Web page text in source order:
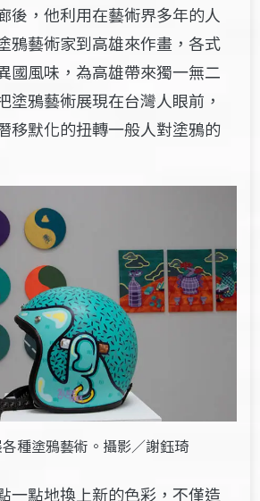
後，他利用在藝術界多年的人
鴉藝術家到高雄來作畫，各式
國風味，為高雄帶來獨一無二
塗鴉藝術展現在台灣人眼前，
移默化的扭轉一般人對塗鴉的
種塗鴉藝術。攝影／謝鈺琦
一點地換上新的色彩，不僅造